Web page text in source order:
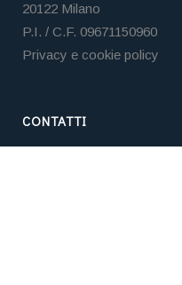
20122 Milano
P.I. / C.F. 09671150960
Privacy e cookie policy
CONTATTI